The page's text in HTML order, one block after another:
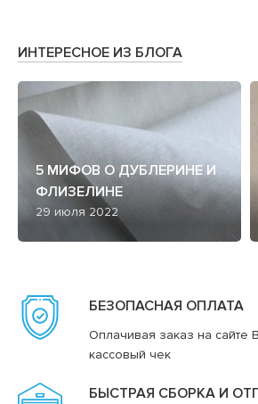
ИНТЕРЕСНОЕ ИЗ БЛОГА
5 МИФОВ О ДУБЛЕРИНЕ И
ФЛИЗЕЛИНЕ
29 июля 2022
БЕЗОПАСНАЯ ОПЛАТА
Оплачивая заказ на сайте
кассовый чек
БЫСТРАЯ СБОРКА И